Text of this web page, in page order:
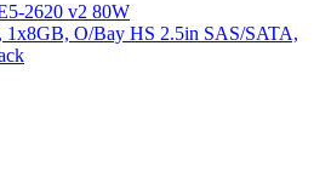
2620 v2 80W
O/Bay HS 2.5in SAS/SATA,